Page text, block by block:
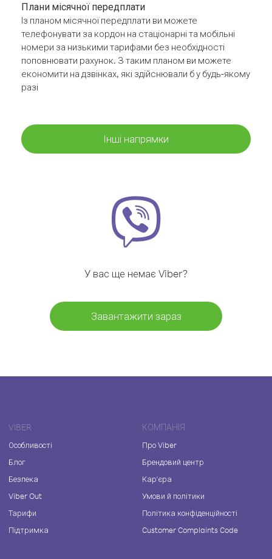
Плани місячної передплати
Із планом місячної передплати ви можете
телефонувати за кордон на стаціонарні та мобільні
номери за низькими тарифами без необхідності
поповнювати рахунок. З таким планом ви можете
економити на дзвінках, які здійснювали б у будь-якому
разі
Інші напрямки
У вас ще немає Viber?
Завантажити зараз
VIBER
Особливості
Блог
Безпека
Viber Out
Тарифи
Підтримка
КОМПАНІЯ
Про Viber
Брендовий центр
Кар'єра
Умови й політики
Політика конфіденційності
Customer Complaints Code